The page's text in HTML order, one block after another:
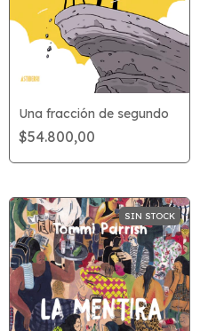
Una fracción de segundo
$54.800,00
SIN STOCK